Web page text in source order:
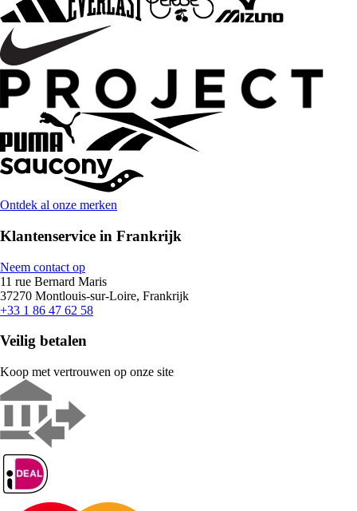
Ontdek al onze merken
Klantenservice in Frankrijk
Neem contact op
11 rue Bernard Maris
37270 Montlouis-sur-Loire, Frankrijk
+33 1 86 47 62 58
Veilig betalen
Koop met vertrouwen op onze site